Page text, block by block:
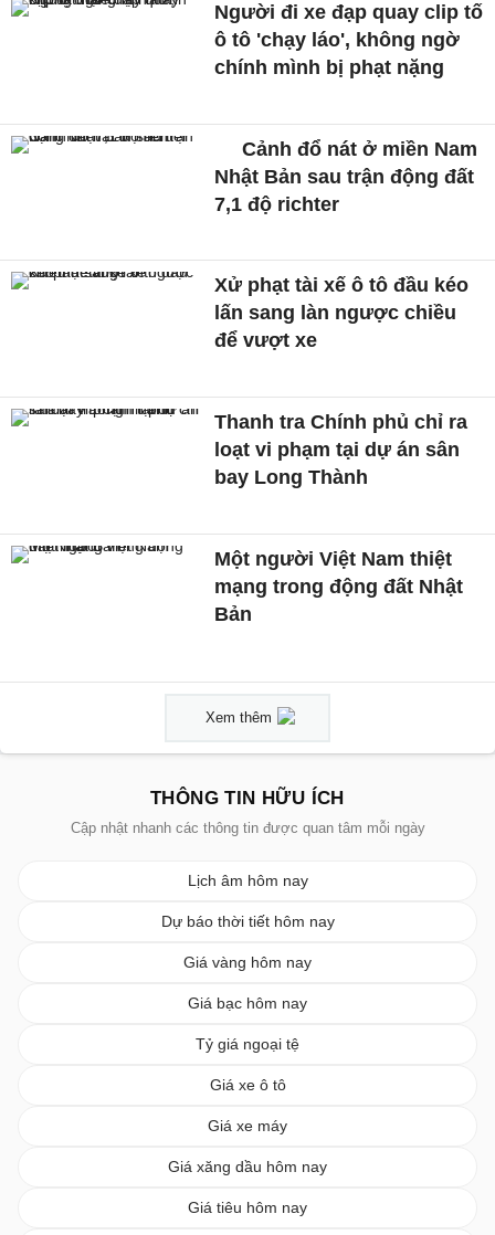
Người đi xe đạp quay clip tố
ô tô 'chạy láo', không ngờ
chính mình bị phạt nặng
Cảnh đổ nát ở miền Nam
Nhật Bản sau trận động đất
7,1 độ richter
Xử phạt tài xế ô tô đầu kéo
lấn sang làn ngược chiều
để vượt xe
Thanh tra Chính phủ chỉ ra
loạt vi phạm tại dự án sân
bay Long Thành
Một người Việt Nam thiệt
mạng trong động đất Nhật
Bản
Xem thêm
THÔNG TIN HỮU ÍCH
Cập nhật nhanh các thông tin được quan tâm mỗi ngày
Lịch âm hôm nay
Dự báo thời tiết hôm nay
Giá vàng hôm nay
Giá bạc hôm nay
Tỷ giá ngoại tệ
Giá xe ô tô
Giá xe máy
Giá xăng dầu hôm nay
Giá tiêu hôm nay